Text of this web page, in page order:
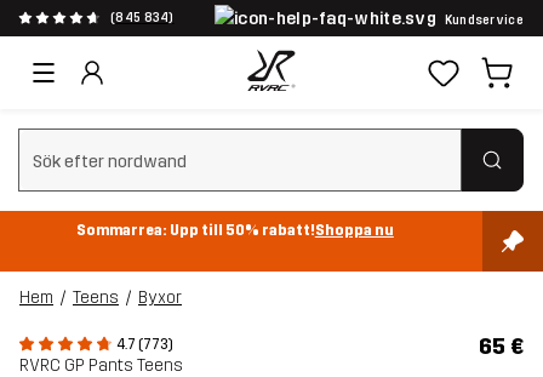
(845 834) Kundservice
Rensa sök
Sommarrea: Upp till 50% rabatt!Shoppa nu
Hem Teens Byxor
4.7 (773)
RVRC GP Pants Teens
65 €